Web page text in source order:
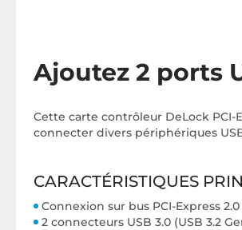
Ajoutez 2 ports
Cette carte contrôleur DeLock PCI-
connecter divers périphériques
CARACTÉRISTIQUES
Connexion sur bus PCI-Express 2.0
2 connecteurs USB 3.0 (USB 3.2